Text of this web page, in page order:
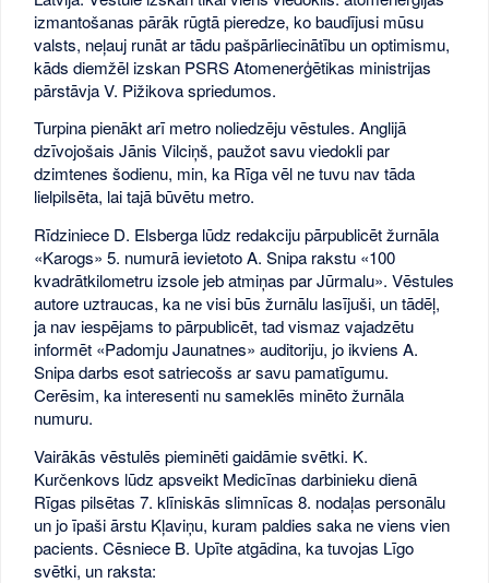
izmantošanas pārāk rūgtā pieredze, ko baudījusi mūsu
valsts, neļauj runāt ar tādu pašpārliecinātību un optimismu,
kāds diemžēl izskan PSRS Atomenerģētikas ministrijas
pārstāvja V. Pižikova spriedumos.
Turpina pienākt arī metro noliedzēju vēstules. Anglijā
dzīvojošais Jānis Vilciņš, paužot savu viedokli par
dzimtenes šodienu, min, ka Rīga vēl ne tuvu nav tāda
lielpilsēta, lai tajā būvētu metro.
Rīdziniece D. Elsberga lūdz redakciju pārpublicēt žurnāla
«Karogs» 5. numurā ievietoto A. Snipa rakstu «100
kvadrātkilometru izsole jeb atmiņas par Jūrmalu». Vēstules
autore uztraucas, ka ne visi būs žurnālu lasījuši, un tādēļ,
ja nav iespējams to pārpublicēt, tad vismaz vajadzētu
informēt «Padomju Jaunatnes» auditoriju, jo ikviens A.
Snipa darbs esot satriecošs ar savu pamatīgumu.
Cerēsim, ka interesenti nu sameklēs minēto žurnāla
numuru.
Vairākās vēstulēs pieminēti gaidāmie svētki. K.
Kurčenkovs lūdz apsveikt Medicīnas darbinieku dienā
Rīgas pilsētas 7. klīniskās slimnīcas 8. nodaļas personālu
un jo īpaši ārstu Kļaviņu, kuram paldies saka ne viens vien
pacients. Cēsniece B. Upīte atgādina, ka tuvojas Līgo
svētki, un raksta: